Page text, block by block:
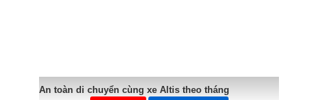
An toàn di chuyển cùng xe Altis theo tháng